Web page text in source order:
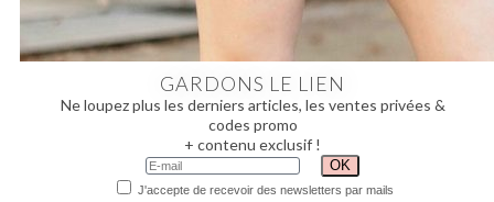
GARDONS LE LIEN
Ne loupez plus les derniers articles, les ventes privées &
codes promo
+ contenu exclusif !
J'accepte de recevoir des newsletters par mails